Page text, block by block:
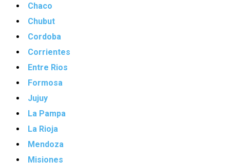
Chaco
Chubut
Cordoba
Corrientes
Entre Rios
Formosa
Jujuy
La Pampa
La Rioja
Mendoza
Misiones